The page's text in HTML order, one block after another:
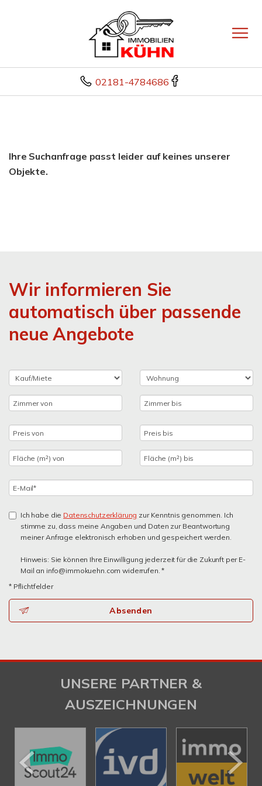
02181-4784686
Ihre Suchanfrage passt leider auf keines unserer
Objekte.
Wir informieren Sie
automatisch über passende
neue Angebote
Ich habe die Datenschutzerklärung zur Kenntnis genommen. Ich
stimme zu, dass meine Angaben und Daten zur Beantwortung
meiner Anfrage elektronisch erhoben und gespeichert werden.
Hinweis: Sie können Ihre Einwilligung jederzeit für die Zukunft per E-
Mail an info@immokuehn.com widerrufen. *
* Pflichtfelder
Absenden
UNSERE PARTNER &
AUSZEICHNUNGEN